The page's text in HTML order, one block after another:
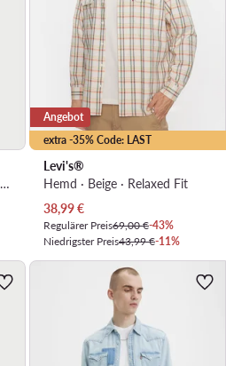
Hemd · Himmelblau · Regular Fit
extra -35% Code: LAST
Angebot
Levi's®
Hemd · Beige · Relaxed Fit
Aktueller Preis
38,99€
Regulärer Preis69,00 €-43%
Niedrigster Preis43,99 €-11%